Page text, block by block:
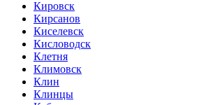
Кировск
Кирсанов
Киселевск
Кисловодск
Клетня
Климовск
Клин
Клинцы